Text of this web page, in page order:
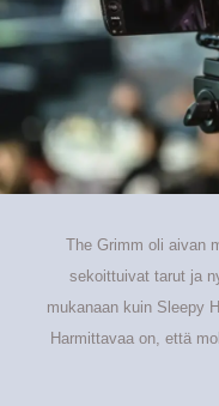
The Grimm oli aivan
sekoittuivat tarut ja
mukanaan kuin Sleepy
Harmittavaa on, että